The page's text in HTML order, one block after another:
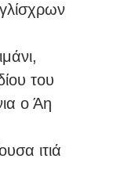
του
ο Άη
ιτιά